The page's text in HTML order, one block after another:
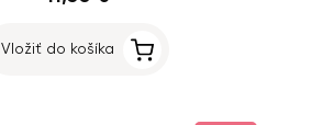
Vložiť do košíka